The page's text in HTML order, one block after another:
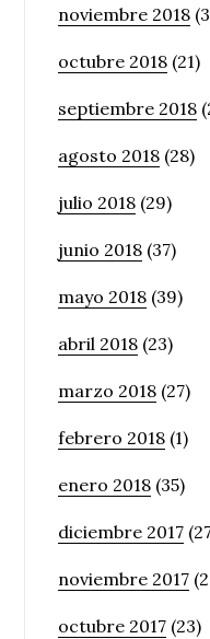
noviembre 2018
octubre 2018 (21)
septiembre 2018
agosto 2018 (28)
julio 2018 (29)
junio 2018 (37)
mayo 2018 (39)
abril 2018 (23)
marzo 2018 (27)
febrero 2018 (1)
enero 2018 (35)
diciembre 2017
noviembre 2017
octubre 2017 (23)